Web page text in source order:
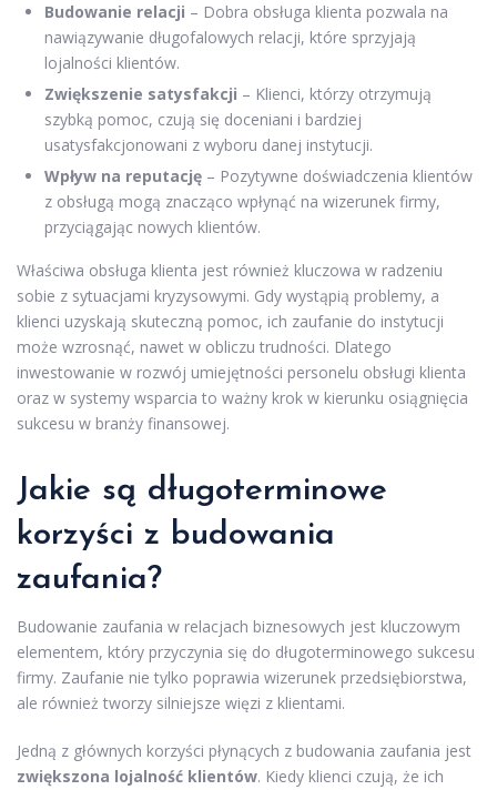
Budowanie relacji – Dobra obsługa klienta pozwala na
nawiązywanie długofalowych relacji, które sprzyjają
lojalności klientów.
Zwiększenie satysfakcji – Klienci, którzy otrzymują
szybką pomoc, czują się doceniani i bardziej
usatysfakcjonowani z wyboru danej instytucji.
Wpływ na reputację – Pozytywne doświadczenia klientów
z obsługą mogą znacząco wpłynąć na wizerunek firmy,
przyciągając nowych klientów.
Właściwa obsługa klienta jest również kluczowa w radzeniu
sobie z sytuacjami kryzysowymi. Gdy wystąpią problemy, a
klienci uzyskają skuteczną pomoc, ich zaufanie do instytucji
może wzrosnąć, nawet w obliczu trudności. Dlatego
inwestowanie w rozwój umiejętności personelu obsługi klienta
oraz w systemy wsparcia to ważny krok w kierunku osiągnięcia
sukcesu w branży finansowej.
Jakie są długoterminowe
korzyści z budowania
zaufania?
Budowanie zaufania w relacjach biznesowych jest kluczowym
elementem, który przyczynia się do długoterminowego sukcesu
firmy. Zaufanie nie tylko poprawia wizerunek przedsiębiorstwa,
ale również tworzy silniejsze więzi z klientami.
Jedną z głównych korzyści płynących z budowania zaufania jest
zwiększona lojalność klientów. Kiedy klienci czują, że ich